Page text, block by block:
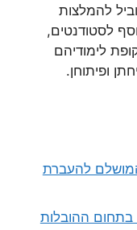
להמלצות
לסטודנטים,
לימודיהם
ופיתוחן.
המושלם להעברת
בתחום ההובלות